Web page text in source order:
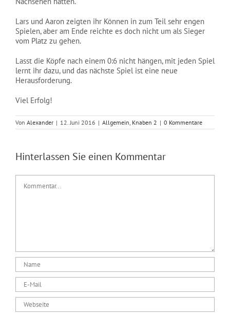
Lars und Aaron zeigten ihr Können in zum Teil sehr engen
Spielen, aber am Ende reichte es doch nicht um als Sieger
vom Platz zu gehen.
Lasst die Köpfe nach einem 0:6 nicht hängen, mit jeden Spiel
lernt ihr dazu, und das nächste Spiel ist eine neue
Herausforderung.
Viel Erfolg!
Von Alexander | 12. Juni 2016 | Allgemein Knaben 2 | 0 Kommentare
Hinterlassen Sie einen Kommentar